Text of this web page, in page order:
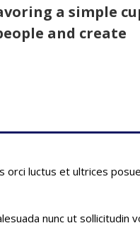
a simple
and create
orci luctus et ultrices
nunc ut sollicitudin